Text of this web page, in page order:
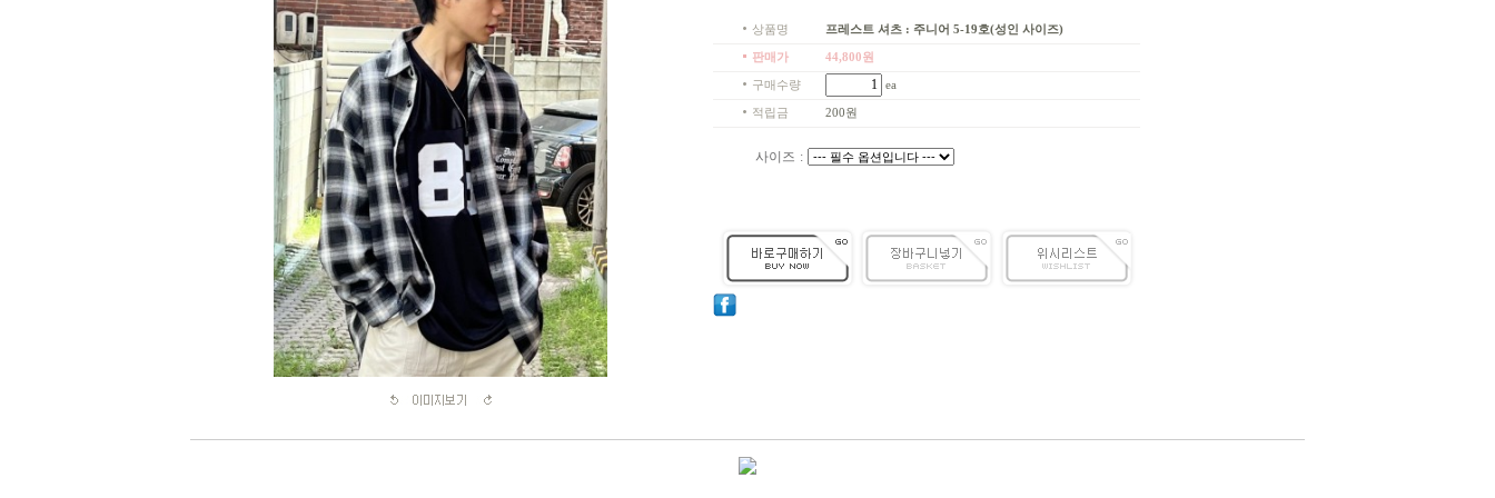
상품명 프레스트 셔츠 : 주니어 5-19호(성인 사이즈)
판매가 44,800원
구매수량 ea
적립금 200원
사이즈 :